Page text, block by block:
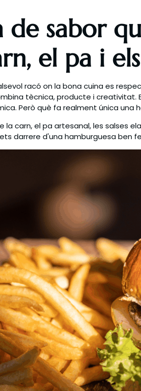
de sabor
el pa i
racó on la bona cuina es
tècnica, producte i
Però què fa realment única una
carn, el pa artesanal, les salses
darrere d'una hamburguesa ben